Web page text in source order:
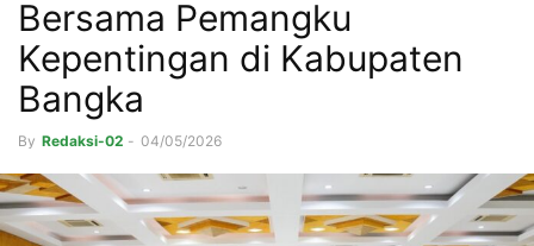
Bersama Pemangku
Kepentingan di Kabupaten
Bangka
By Redaksi-02 - 04/05/2026